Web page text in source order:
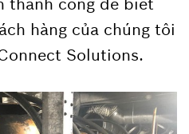
hàng của chúng tôi
Solutions.